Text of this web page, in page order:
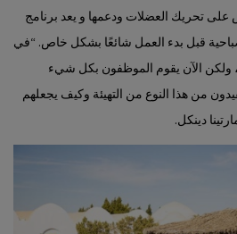
تحريك العضلات ودعمها و يعد برنامج
قبل بدء العمل شائعًا بشكل خاص. “في
، ولكن الآن يقوم الموظفون بكل شيء
من هذا النوع من التهيئة وكيف يجعلهم
دينكل.